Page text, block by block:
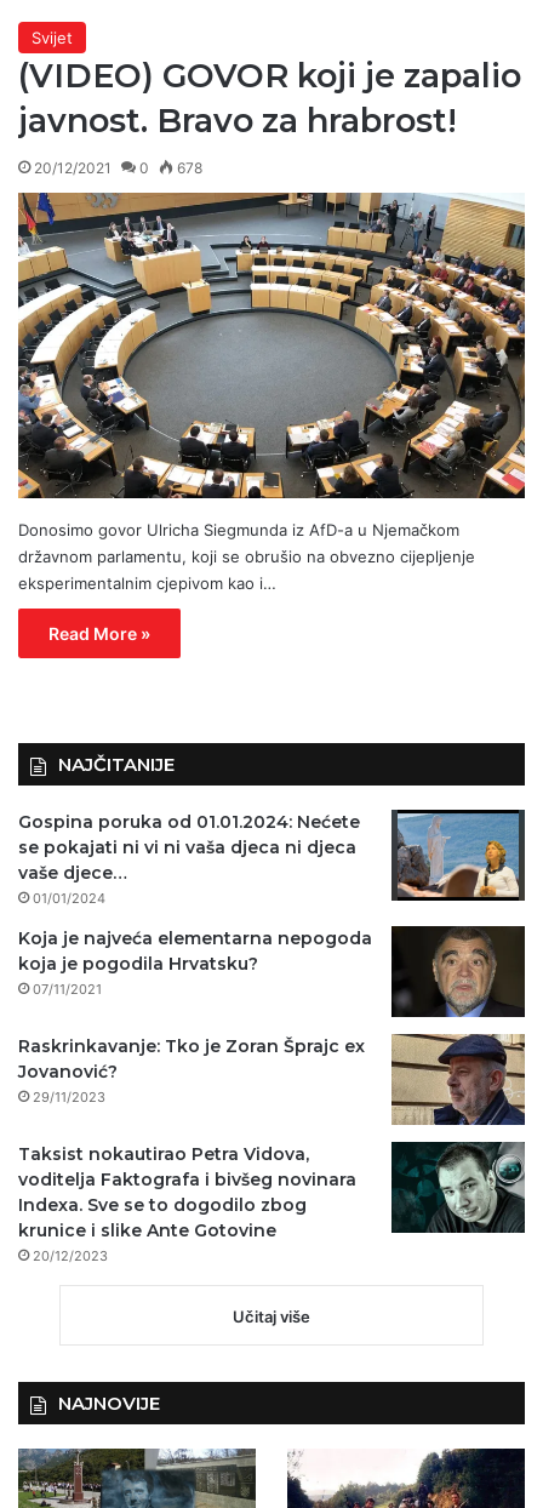
Svijet
(VIDEO) GOVOR koji je zapalio
javnost. Bravo za hrabrost!
20/12/2021 0 678
Donosimo govor Ulricha Siegmunda iz AfD-a u Njemačkom
državnom parlamentu, koji se obrušio na obvezno cijepljenje
eksperimentalnim cjepivom kao i…
Read More »
NAJČITANIJE
Gospina poruka od 01.01.2024: Nećete
se pokajati ni vi ni vaša djeca ni djeca
vaše djece…
01/01/2024
Koja je najveća elementarna nepogoda
koja je pogodila Hrvatsku?
07/11/2021
Raskrinkavanje: Tko je Zoran Šprajc ex
Jovanović?
29/11/2023
Taksist nokautirao Petra Vidova,
voditelja Faktografa i bivšeg novinara
Indexa. Sve se to dogodilo zbog
krunice i slike Ante Gotovine
20/12/2023
Učitaj više
NAJNOVIJE